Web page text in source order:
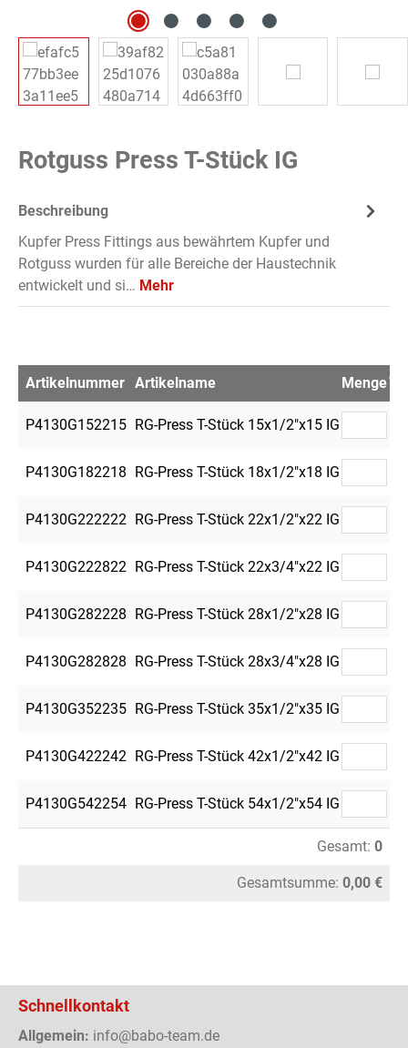
Rotguss Press T-Stück IG
Beschreibung
Kupfer Press Fittings aus bewährtem Kupfer und
Rotguss wurden für alle Bereiche der Haustechnik
entwickelt und si… Mehr
Artikelnummer Artikelname Menge
P4130G152215 RG-Press T-Stück 15x1/2"x15 IG
P4130G182218 RG-Press T-Stück 18x1/2"x18 IG
P4130G222222 RG-Press T-Stück 22x1/2"x22 IG
P4130G222822 RG-Press T-Stück 22x3/4"x22 IG
P4130G282228 RG-Press T-Stück 28x1/2"x28 IG
P4130G282828 RG-Press T-Stück 28x3/4"x28 IG
P4130G352235 RG-Press T-Stück 35x1/2"x35 IG
P4130G422242 RG-Press T-Stück 42x1/2"x42 IG
P4130G542254 RG-Press T-Stück 54x1/2"x54 IG
Gesamt: 0
Gesamtsumme: 0,00 €
Schnellkontakt
Allgemein: info@babo-team.de